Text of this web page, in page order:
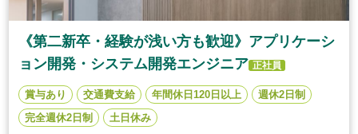
《第二新卒・経験が浅い方も歓迎》アプリケーシ
ョン開発・システム開発エンジニア 正社員
賞与あり 交通費支給 年間休日120日以上
週休2日制
完全週休2日制
土日休み